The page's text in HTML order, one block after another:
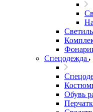
Спецодежда
Обувь